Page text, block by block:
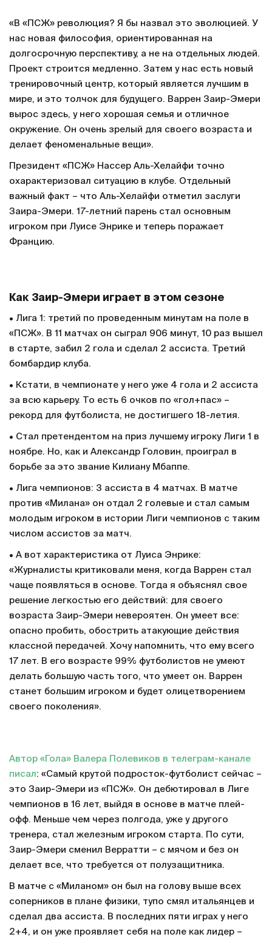
«В «ПСЖ» революция? Я бы назвал это эволюцией. У
нас новая философия, ориентированная на
долгосрочную перспективу, а не на отдельных людей.
Проект строится медленно. Затем у нас есть новый
тренировочный центр, который является лучшим в
мире, и это толчок для будущего. Варрен Заир-Эмери
вырос здесь, у него хорошая семья и отличное
окружение. Он очень зрелый для своего возраста и
делает феноменальные вещи».
Президент «ПСЖ» Нассер Аль-Хелайфи точно
охарактеризовал ситуацию в клубе. Отдельный
важный факт – что Аль-Хелайфи отметил заслуги
Заира-Эмери. 17-летний парень стал основным
игроком при Луисе Энрике и теперь поражает
Францию.
Как Заир-Эмери играет в этом сезоне
• Лига 1: третий по проведенным минутам на поле в
«ПСЖ». В 11 матчах он сыграл 906 минут, 10 раз вышел
в старте, забил 2 гола и сделал 2 ассиста. Третий
бомбардир клуба.
• Кстати, в чемпионате у него уже 4 гола и 2 ассиста
за всю карьеру. То есть 6 очков по «гол+пас» –
рекорд для футболиста, не достигшего 18-летия.
• Стал претендентом на приз лучшему игроку Лиги 1 в
ноябре. Но, как и Александр Головин, проиграл в
борьбе за это звание Килиану Мбаппе.
• Лига чемпионов: 3 ассиста в 4 матчах. В матче
против «Милана» он отдал 2 голевые и стал самым
молодым игроком в истории Лиги чемпионов с таким
числом ассистов за матч.
• А вот характеристика от Луиса Энрике:
«Журналисты критиковали меня, когда Варрен стал
чаще появляться в основе. Тогда я объяснял свое
решение легкостью его действий: для своего
возраста Заир-Эмери невероятен. Он умеет все:
опасно пробить, обострить атакующие действия
классной передачей. Хочу напомнить, что ему всего
17 лет. В его возрасте 99% футболистов не умеют
делать большую часть того, что умеет он. Варрен
станет большим игроком и будет олицетворением
своего поколения».
Автор «Гола» Валера Полевиков в телеграм-канале
писал: «Самый крутой подросток-футболист сейчас –
это Заир-Эмери из «ПСЖ». Он дебютировал в Лиге
чемпионов в 16 лет, выйдя в основе в матче плей-
офф. Меньше чем через полгода, уже у другого
тренера, стал железным игроком старта. По сути,
Заир-Эмери сменил Верратти – с мячом и без он
делает все, что требуется от полузащитника.
В матче с «Миланом» он был на голову выше всех
соперников в плане физики, тупо смял итальянцев и
сделал два ассиста. В последних пяти играх у него
2+4, и он уже проявляет себя на поле как лидер –